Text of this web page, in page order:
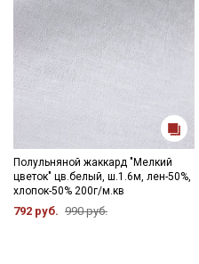
Полульняной жаккард "Мелкий
цветок" цв.белый, ш.1.6м, лен-50%,
хлопок-50% 200г/м.кв
792 руб. 990 руб.